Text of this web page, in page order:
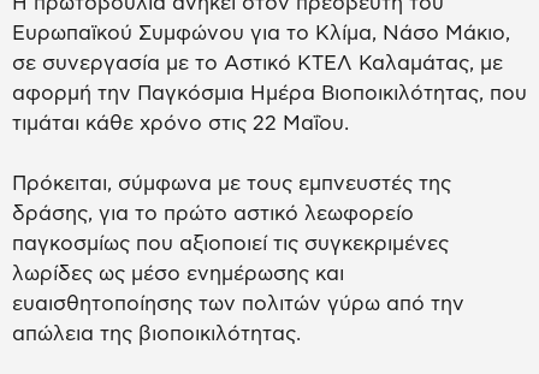
Ευρωπαϊκού Συμφώνου για το Κλίμα, Νάσο Μάκιο,
σε συνεργασία με το Αστικό ΚΤΕΛ Καλαμάτας, με
αφορμή την Παγκόσμια Ημέρα Βιοποικιλότητας, που
τιμάται κάθε χρόνο στις 22 Μαΐου.
Πρόκειται, σύμφωνα με τους εμπνευστές της
δράσης, για το πρώτο αστικό λεωφορείο
παγκοσμίως που αξιοποιεί τις συγκεκριμένες
λωρίδες ως μέσο ενημέρωσης και
ευαισθητοποίησης των πολιτών γύρω από την
απώλεια της βιοποικιλότητας.